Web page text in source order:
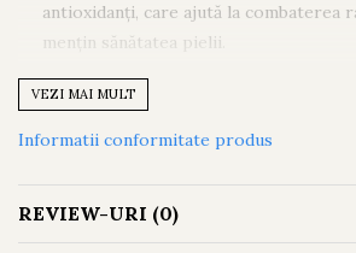
antioxidanți, care ajută la combaterea
mențin sănătatea pielii.
Recomandări de Consum
La Mic Dejun
mascarpone pentru un mic dejun
mese, perfectă pentru orice moment al
VEZI MAI MULT
Informatii conformitate produs
REVIEW-URI (0)